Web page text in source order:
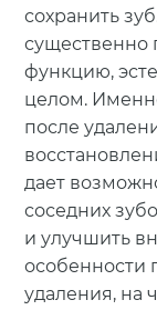
сохранить
существенно
функцию,
целом.
после
дает
соседних
и улучшить
особенности
удаления, на